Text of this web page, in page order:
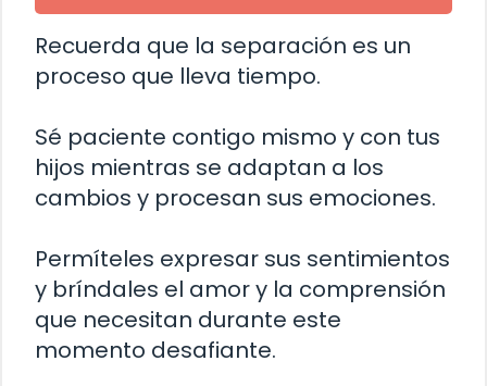
Recuerda que la separación es un
proceso que lleva tiempo.
Sé paciente contigo mismo y con tus
hijos mientras se adaptan a los
cambios y procesan sus emociones.
Permíteles expresar sus sentimientos
y bríndales el amor y la comprensión
que necesitan durante este
momento desafiante.